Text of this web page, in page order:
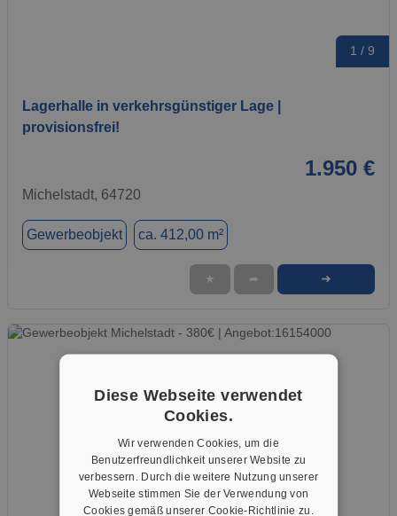
1 / 9
Lagerhalle in verkehrsgünstiger Lage |
provisionsfrei!
1.950 €
Michelstadt, 64720
Gewerbeobjekt ca. 412,00 m²
★ ➦ ➜
Diese Webseite verwendet
Cookies.
Wir verwenden Cookies, um die
Benutzerfreundlichkeit unserer Website zu
verbessern. Durch die weitere Nutzung unserer
Webseite stimmen Sie der Verwendung von
Cookies gemäß unserer Cookie-Richtlinie zu.